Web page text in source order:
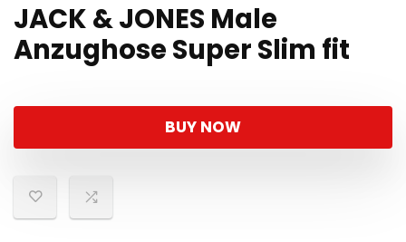
JACK & JONES Male
Anzughose Super Slim fit
BUY NOW